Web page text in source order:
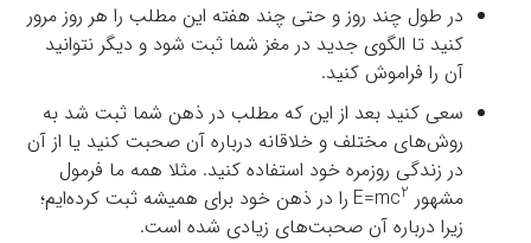
در طول چند روز و حتی چند هفته این مطلب را هر روز مرور
کنید تا الگوی جدید در مغز شما ثبت شود و دیگر نتوانید
آن را فراموش کنید.
سعی کنید بعد از این که مطلب در ذهن شما ثبت شد به
روش‌های مختلف و خلاقانه درباره آن صحبت کنید یا از آن
در زندگی روزمره خود استفاده کنید. مثلا همه ما فرمول
مشهور E=mc 2
را در ذهن خود برای همیشه ثبت کرده‌ایم؛
زیرا درباره آن صحبت‌های زیادی شده است.